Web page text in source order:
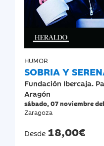
HUMOR
SOBRIA Y
Fundación Ibercaja.
Aragón
sábado, 07 noviembre
Zaragoza
Desde 18,00€